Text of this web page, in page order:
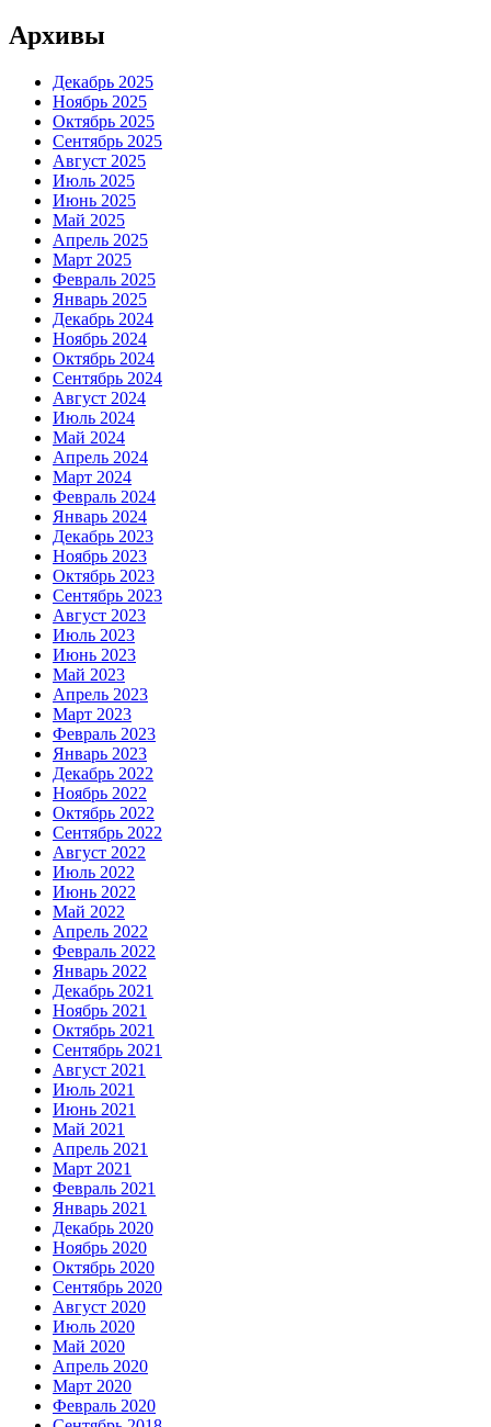
Архивы
Декабрь 2025
Ноябрь 2025
Октябрь 2025
Сентябрь 2025
Август 2025
Июль 2025
Июнь 2025
Май 2025
Апрель 2025
Март 2025
Февраль 2025
Январь 2025
Декабрь 2024
Ноябрь 2024
Октябрь 2024
Сентябрь 2024
Август 2024
Июль 2024
Май 2024
Апрель 2024
Март 2024
Февраль 2024
Январь 2024
Декабрь 2023
Ноябрь 2023
Октябрь 2023
Сентябрь 2023
Август 2023
Июль 2023
Июнь 2023
Май 2023
Апрель 2023
Март 2023
Февраль 2023
Январь 2023
Декабрь 2022
Ноябрь 2022
Октябрь 2022
Сентябрь 2022
Август 2022
Июль 2022
Июнь 2022
Май 2022
Апрель 2022
Февраль 2022
Январь 2022
Декабрь 2021
Ноябрь 2021
Октябрь 2021
Сентябрь 2021
Август 2021
Июль 2021
Июнь 2021
Май 2021
Апрель 2021
Март 2021
Февраль 2021
Январь 2021
Декабрь 2020
Ноябрь 2020
Октябрь 2020
Сентябрь 2020
Август 2020
Июль 2020
Май 2020
Апрель 2020
Март 2020
Февраль 2020